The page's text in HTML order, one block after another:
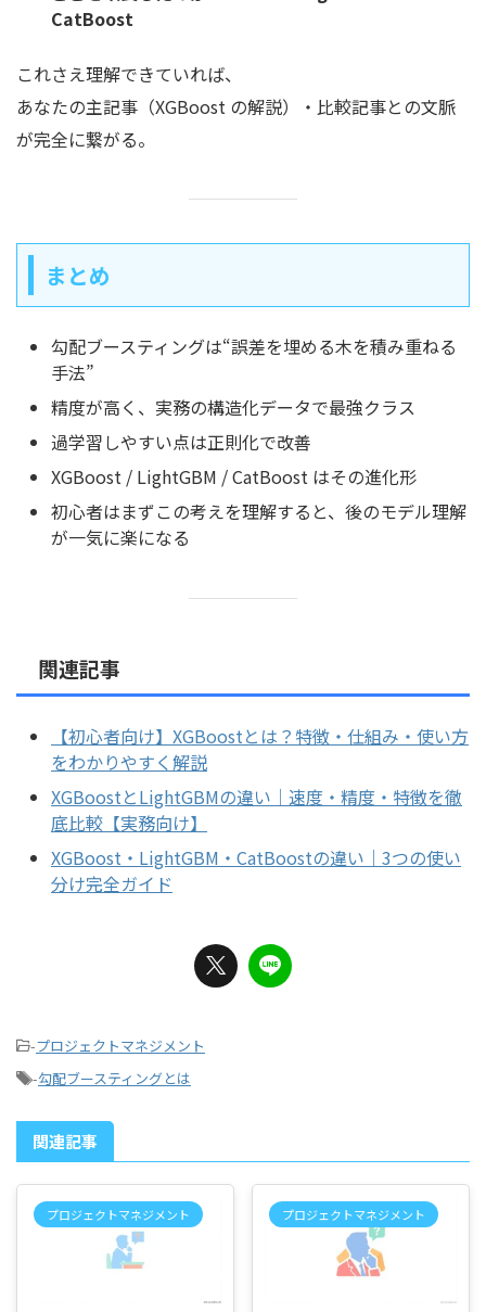
CatBoost
これさえ理解できていれば、
あなたの主記事（XGBoost の解説）・比較記事との文脈
が完全に繋がる。
まとめ
勾配ブースティングは“誤差を埋める木を積み重ねる
手法”
精度が高く、実務の構造化データで最強クラス
過学習しやすい点は正則化で改善
XGBoost / LightGBM / CatBoost はその進化形
初心者はまずこの考えを理解すると、後のモデル理解
が一気に楽になる
関連記事
【初心者向け】XGBoostとは？特徴・仕組み・使い方
をわかりやすく解説
XGBoostとLightGBMの違い｜速度・精度・特徴を徹
底比較【実務向け】
XGBoost・LightGBM・CatBoostの違い｜3つの使い
分け完全ガイド
-プロジェクトマネジメント
-勾配ブースティングとは
関連記事
プロジェクトマネジメント プロジェクトマネジメント